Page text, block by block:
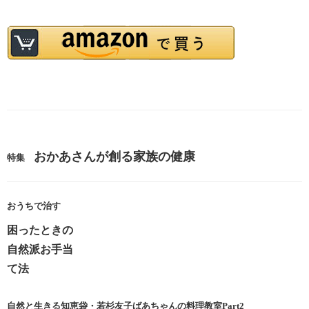
特集 おかあさんが創る家族の健康
おうちで治す
困ったときの
自然派お手当
て法
自然と生きる知恵袋・若杉友子ばあちゃんの料理教室Part2